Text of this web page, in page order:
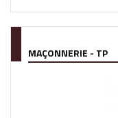
MAÇONNERIE - TP